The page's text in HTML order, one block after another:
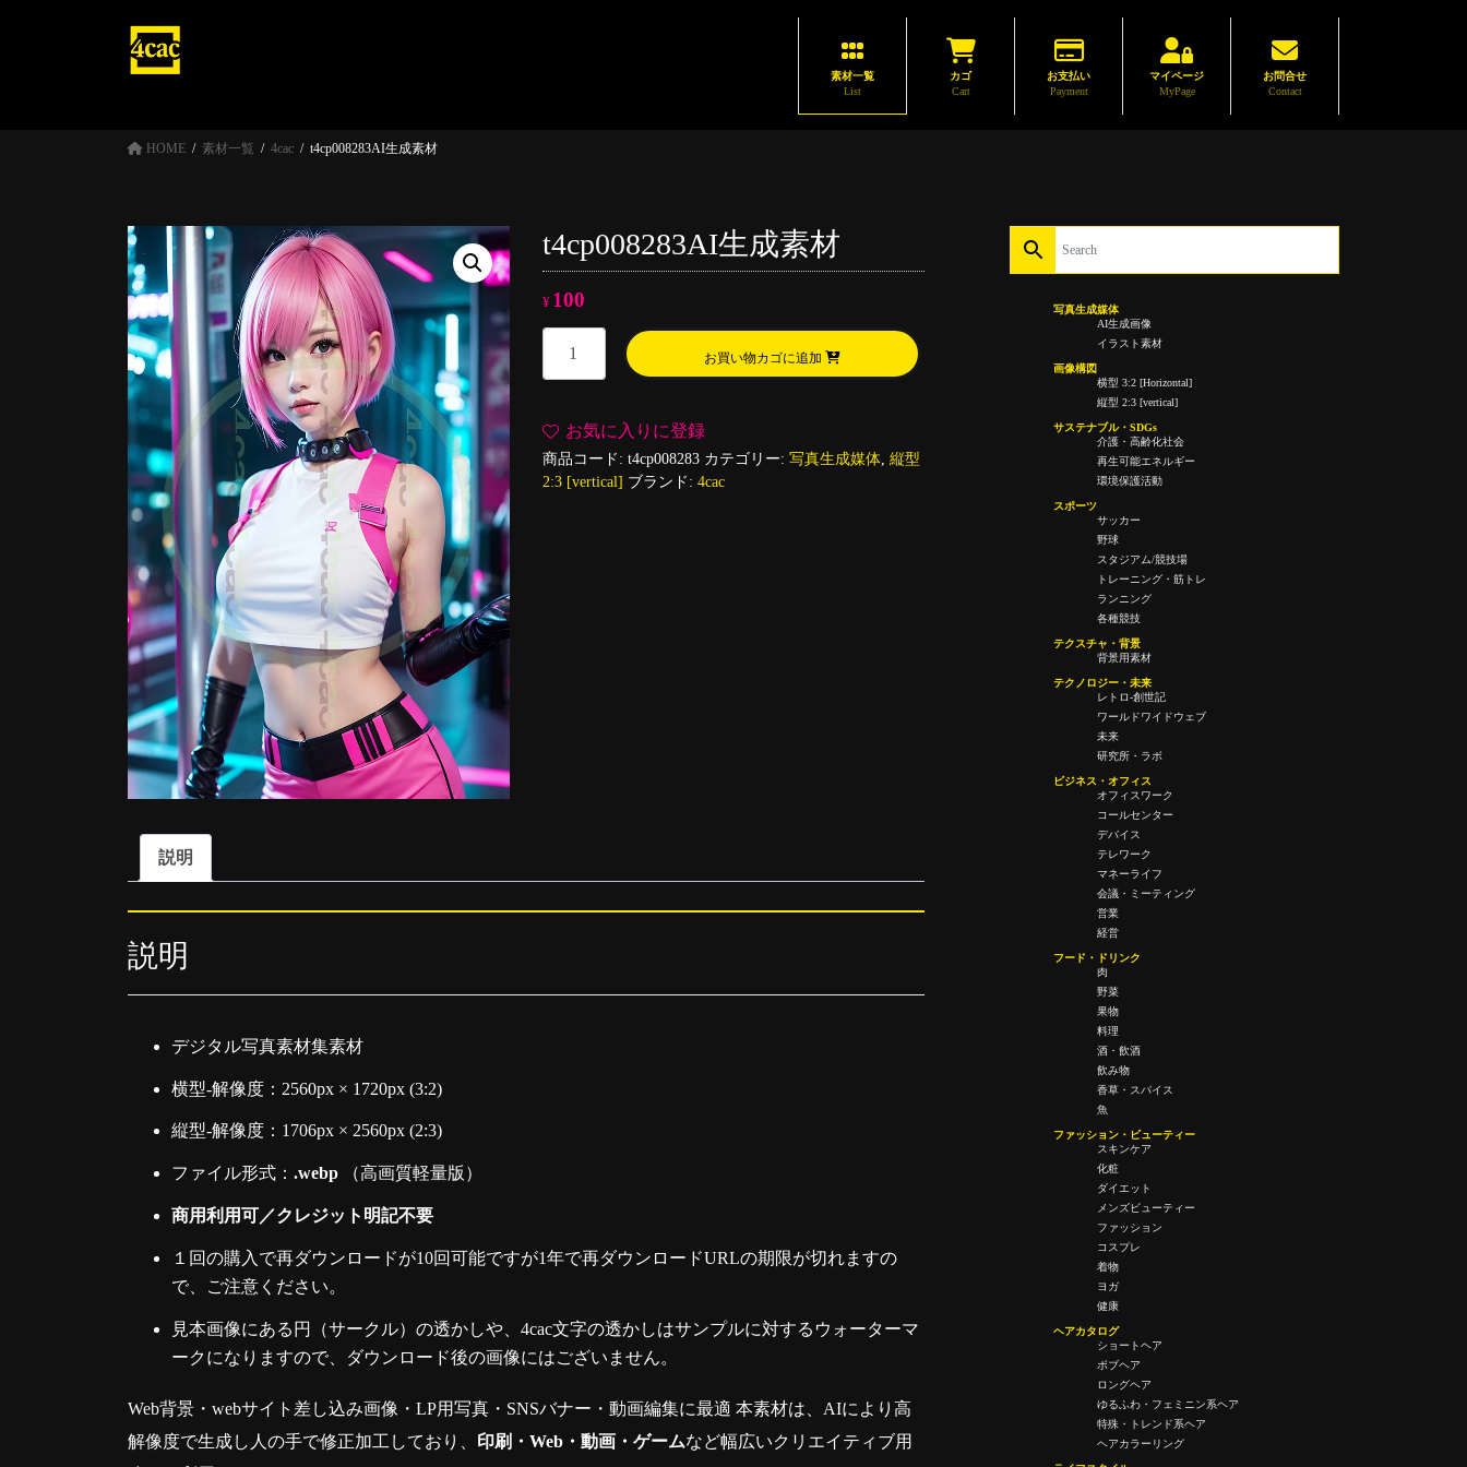
素材一覧
List
カゴ
Cart
お支払い
Payment
マイページ
MyPage
お問合せ
Contact
HOME 素材一覧 4cac t4cp008283AI生成素材
t4cp008283AI生成素材
¥ 100
t4cp008283AI
材
個
お買い物カゴに追加
お気に入りに登録
商品コード: t4cp008283 カテゴリー: 写真生成媒体, 縦型
2:3 [vertical] ブランド: 4cac
説明
説明
デジタル写真素材集素材
横型-解像度：2560px × 1720px (3:2)
縦型-解像度：1706px × 2560px (2:3)
ファイル形式： .webp （高画質軽量版）
商用利用可／クレジット明記不要
１回の購入で再ダウンロードが10回可能ですが1年で再ダウンロードURLの期限が切れますの
で、ご注意ください。
見本画像にある円（サークル）の透かしや、4cac文字の透かしはサンプルに対するウォーターマ
ークになりますので、ダウンロード後の画像にはございません。
Web背景・webサイト差し込み画像・LP用写真・SNSバナー・動画編集に最適 本素材は、AIにより高
解像度で生成し人の手で修正加工しており、 印刷・Web・動画・ゲームなど幅広いクリエイティブ用
写真生成媒体
AI生成画像
イラスト素材
画像構図
横型 3:2 [Horizontal]
縦型 2:3 [vertical]
サステナブル・SDGs
介護・高齢化社会
再生可能エネルギー
環境保護活動
スポーツ
サッカー
野球
スタジアム/競技場
トレーニング・筋トレ
ランニング
各種競技
テクスチャ・背景
背景用素材
テクノロジー・未来
レトロ-創世記
ワールドワイドウェブ
未来
研究所・ラボ
ビジネス・オフィス
オフィスワーク
コールセンター
デバイス
テレワーク
マネーライフ
会議・ミーティング
営業
経営
フード・ドリンク
肉
野菜
果物
料理
酒・飲酒
飲み物
香草・スパイス
魚
ファッション・ビューティー
スキンケア
化粧
ダイエット
メンズビューティー
ファッション
コスプレ
着物
ヨガ
健康
ヘアカタログ
ショートヘア
ボブヘア
ロングヘア
ゆるふわ・フェミニン系ヘア
特殊・トレンド系ヘア
ヘアカラーリング